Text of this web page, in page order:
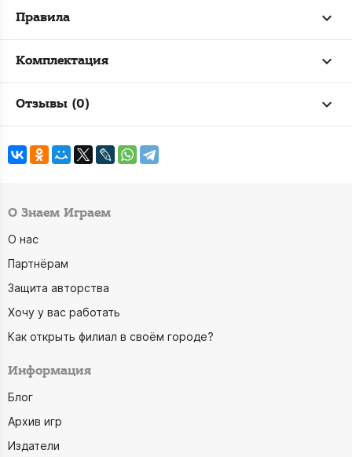
Правила
Комплектация
Отзывы (0)
О Знаем Играем
О нас
Партнёрам
Защита авторства
Хочу у вас работать
Как открыть филиал в своём городе?
Информация
Блог
Архив игр
Издатели